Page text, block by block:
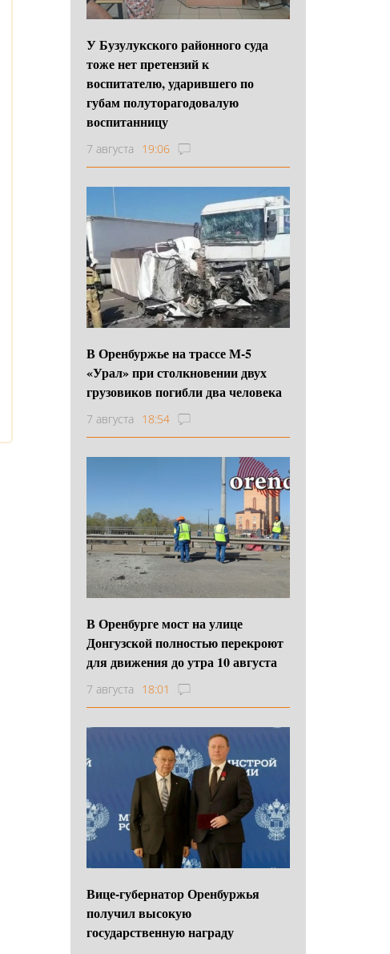
У Бузулукского районного суда
тоже нет претензий к
воспитателю, ударившего по
губам полуторагодовалую
воспитанницу
7 августа 19:06
В Оренбуржье на трассе М-5
«Урал» при столкновении двух
грузовиков погибли два человека
7 августа 18:54
В Оренбурге мост на улице
Донгузской полностью перекроют
для движения до утра 10 августа
7 августа 18:01
Вице-губернатор Оренбуржья
получил высокую
государственную награду